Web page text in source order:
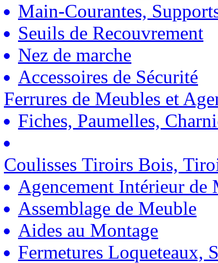
Main-Courantes,
Seuils de Recouvrement
Nez de marche
Accessoires de Sécurité
Ferrures de Meubles et
Fiches, Paumelles,
Coulisses Tiroirs Bois,
Agencement Intérieur de
Assemblage de Meuble
Aides au Montage
Fermetures Loqueteaux,